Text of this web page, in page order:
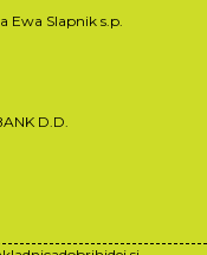
Ewa Slapnik s.p.
D.D.